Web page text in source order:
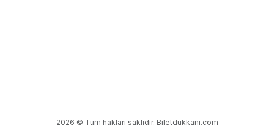
2026 © Tüm hakları saklıdır. Biletdukkani.com